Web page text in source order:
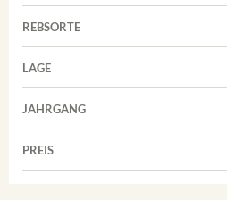
Rosé
Weißwein
Trocken
REBSORTE
Chardonnay
Grauburgunder
Riesling
LAGE
Achkarrer Schlossberg
Vorderer Winklerberg
JAHRGANG
PREIS